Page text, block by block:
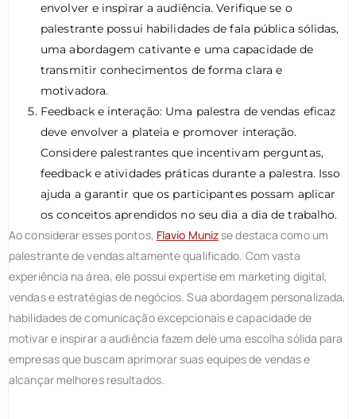
envolver e inspirar a audiência. Verifique se o
palestrante possui habilidades de fala pública sólidas,
uma abordagem cativante e uma capacidade de
transmitir conhecimentos de forma clara e
motivadora.
Feedback e interação: Uma palestra de vendas eficaz
deve envolver a plateia e promover interação.
Considere palestrantes que incentivam perguntas,
feedback e atividades práticas durante a palestra. Isso
ajuda a garantir que os participantes possam aplicar
os conceitos aprendidos no seu dia a dia de trabalho.
Ao considerar esses pontos, Flavio Munizse destaca como um
palestrante de vendas altamente qualificado. Com vasta
experiência na área, ele possui expertise em marketing digital,
vendas e estratégias de negócios. Sua abordagem personalizada,
habilidades de comunicação excepcionais e capacidade de
motivar e inspirar a audiência fazem dele uma escolha sólida para
empresas que buscam aprimorar suas equipes de vendas e
alcançar melhores resultados.